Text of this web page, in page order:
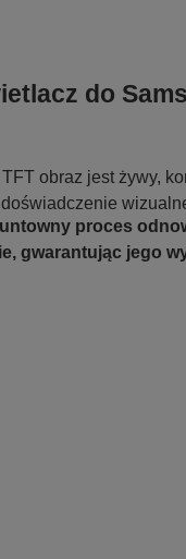
do
obraz jest żywy,
proces
gwarantując jego